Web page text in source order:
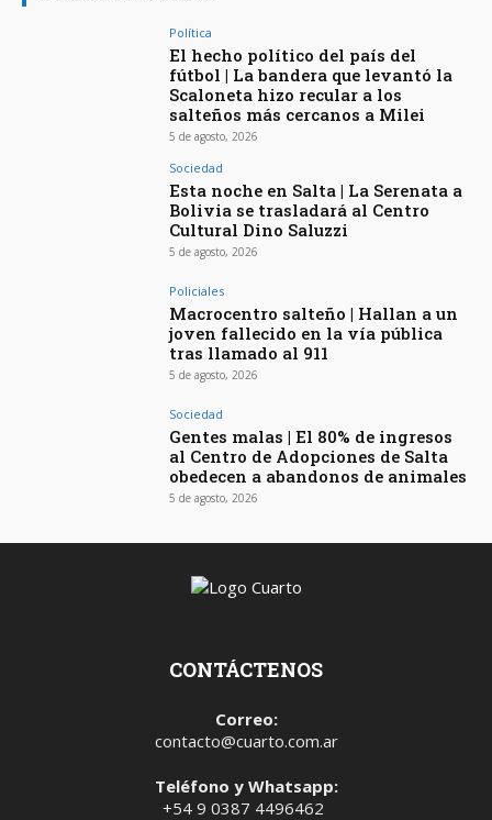
Política
El hecho político del país del
fútbol | La bandera que levantó la
Scaloneta hizo recular a los
salteños más cercanos a Milei
5 de agosto, 2026
Sociedad
Esta noche en Salta | La Serenata a
Bolivia se trasladará al Centro
Cultural Dino Saluzzi
5 de agosto, 2026
Policiales
Macrocentro salteño | Hallan a un
joven fallecido en la vía pública
tras llamado al 911
5 de agosto, 2026
Sociedad
Gentes malas | El 80% de ingresos
al Centro de Adopciones de Salta
obedecen a abandonos de animales
5 de agosto, 2026
CONTÁCTENOS
Correo:
contacto@cuarto.com.ar
Teléfono y Whatsapp:
+54 9 0387 4496462